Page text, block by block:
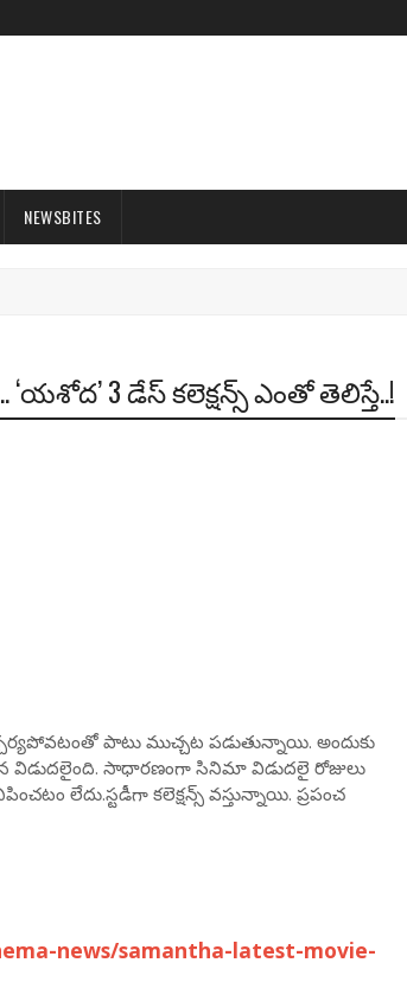
NEWSBITES
‘యశోద’ 3 డేస్ కలెక్షన్స్ ఎంతో తెలిస్తే..!
పాటు ముచ్చ‌ట ప‌డుతున్నాయి. అందుకు
విడుద‌లైంది. సాధార‌ణంగా సినిమా విడుదలై రోజులు
లేదు.స్ట‌డీగా క‌లెక్ష‌న్స్ వ‌స్తున్నాయి. ప్ర‌పంచ
news/samantha-latest-movie-